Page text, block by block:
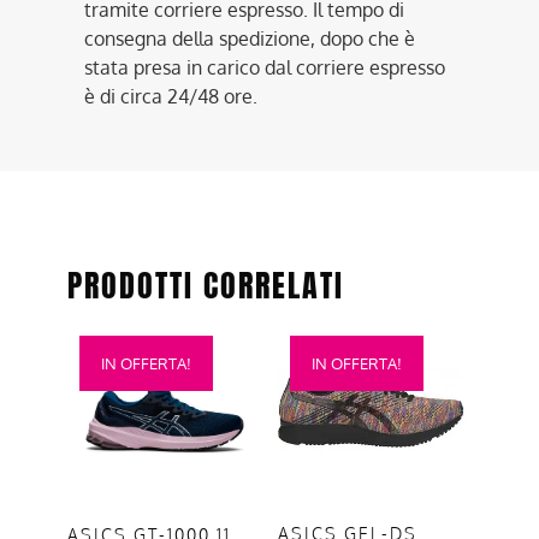
tramite corriere espresso. Il tempo di
consegna della spedizione, dopo che è
stata presa in carico dal corriere espresso
è di circa 24/48 ore.
PRODOTTI CORRELATI
IN OFFERTA!
ASICS GT-1000 11
Questo
prodotto
più
opzioni
IN OFFERTA!
ASICS GEL-DS
Questo
prodotto
ha
più
opzioni